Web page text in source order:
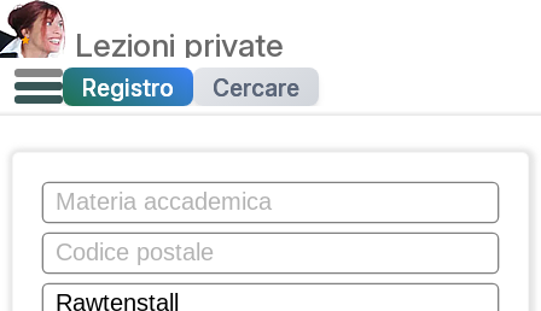
Lezioni private
Registro Cercare